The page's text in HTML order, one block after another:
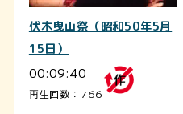
伏木曳山祭（昭和50年5月
15日）
00:09:40
再生回数：766